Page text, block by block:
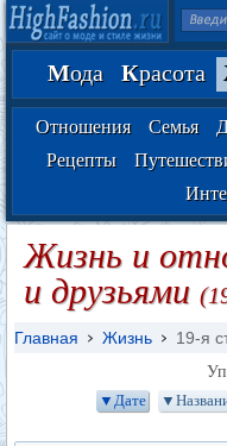
Мода Красота
Отношения Семья
Рецепты
Жизнь и
и друзьями
Главная Жизнь 19-я
▼Дате